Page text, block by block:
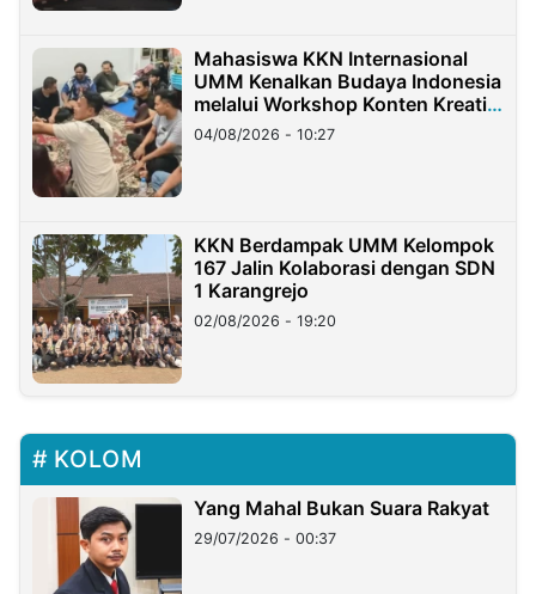
Mahasiswa KKN Internasional
UMM Kenalkan Budaya Indonesia
melalui Workshop Konten Kreatif
di Taiwan
04/08/2026 - 10:27
KKN Berdampak UMM Kelompok
167 Jalin Kolaborasi dengan SDN
1 Karangrejo
02/08/2026 - 19:20
KOLOM
Yang Mahal Bukan Suara Rakyat
29/07/2026 - 00:37